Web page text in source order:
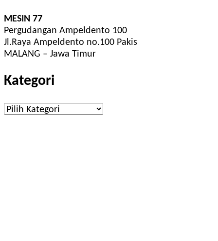
MESIN 77
Pergudangan Ampeldento 100
Jl.Raya Ampeldento no.100 Pakis
MALANG – Jawa Timur
Kategori
Kategori